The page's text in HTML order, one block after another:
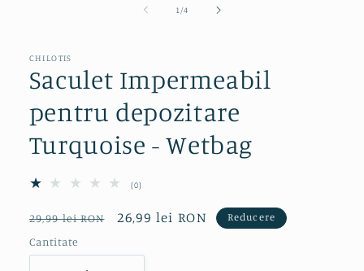
fereastră
modală
1 /din
4
CHILOTIS
Saculet Impermeabil
pentru depozitare
Turquoise - Wetbag
(0)
recenzii
Preț
obișnuit
29,99 lei RON
Preț
26,99 lei RON Reducere
Cantitate